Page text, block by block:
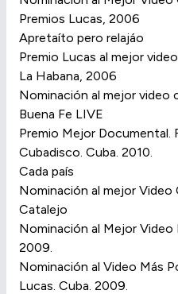
Premios Lucas, 2006
Apretaíto pero relajáo
Premio Lucas al mejor
La Habana, 2006
Nominación al mejor video
Buena Fe LIVE
Premio Mejor Documental.
Cubadisco. Cuba. 2010.
Cada país
Nominación al mejor Video
Catalejo
Nominación al Mejor Video
2009.
Nominación al Video Más
Lucas. Cuba. 2009.